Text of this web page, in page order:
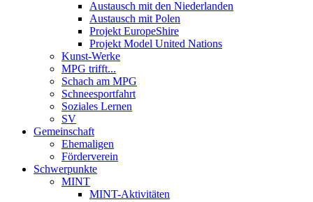
Austausch mit den Niederlanden
Austausch mit Polen
Projekt EuropeShire
Projekt Model United Nations
Kunst-Werke
MPG trifft...
Schach am MPG
Schneesportfahrt
Soziales Lernen
SV
Gemeinschaft
Ehemaligen
Förderverein
Schwerpunkte
MINT
MINT-Aktivitäten